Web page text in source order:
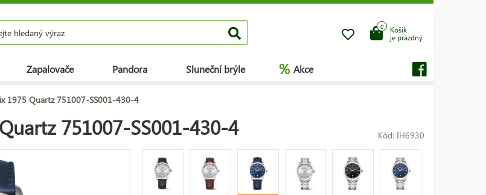
Košík
je prázdný
0
Zapalovače Pandora Sluneční brýle % Akce
1975 Quartz 751007-SS001-430-4
751007-SS001-430-4 Kód: IH6930